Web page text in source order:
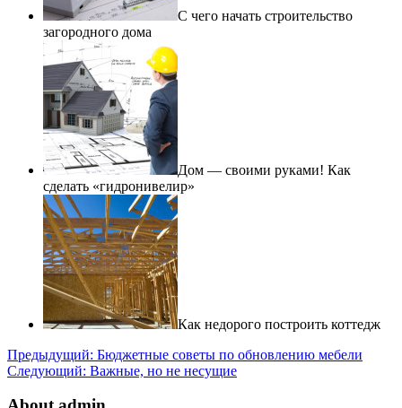
С чего начать строительство
загородного дома
Дом — своими руками! Как
сделать «гидронивелир»
Как недорого построить коттедж
Предыдущий: Бюджетные советы по обновлению мебели
Следующий: Важные, но не несущие